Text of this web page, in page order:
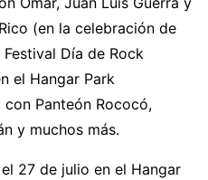
(en la celebración de
Día de Rock
el Hangar Park
Panteón Rococó,
y muchos más.
27 de julio en el Hangar